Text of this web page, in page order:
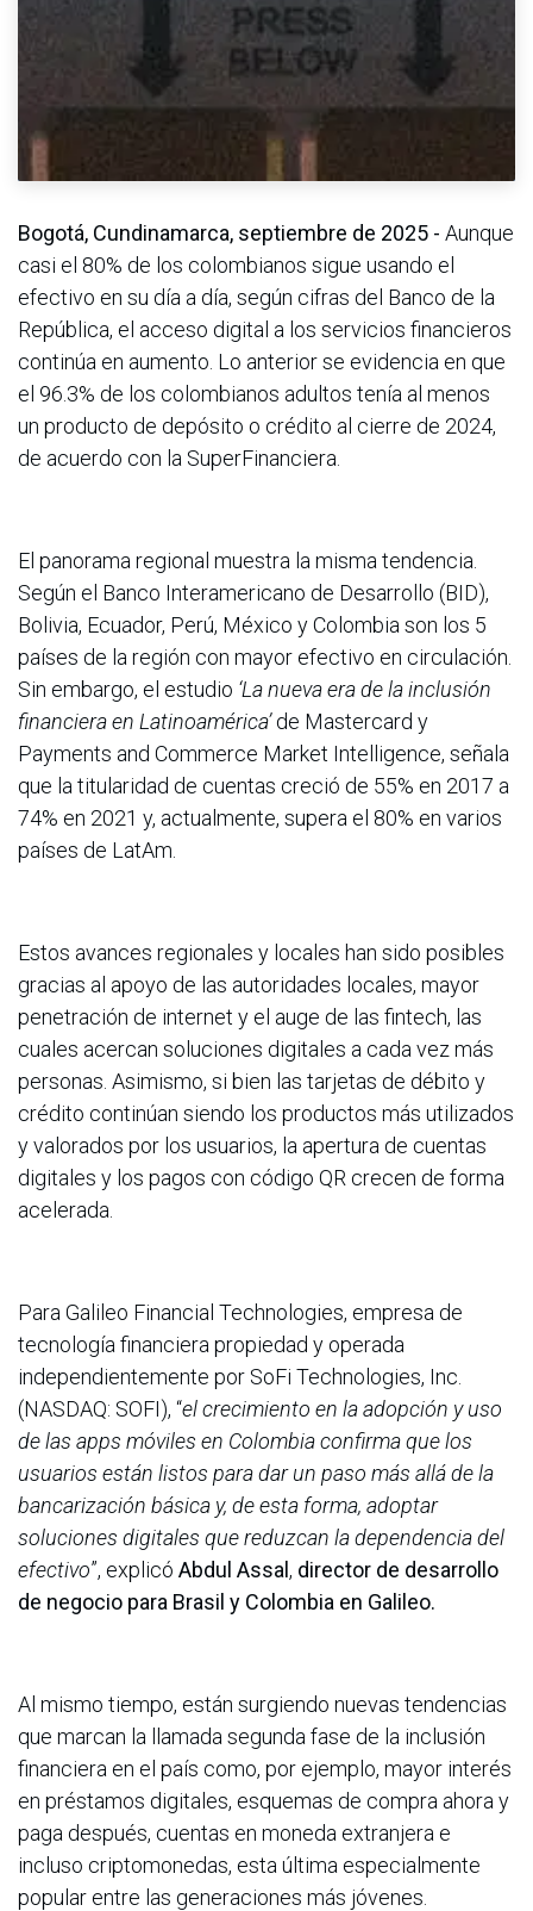
Bogotá, Cundinamarca, septiembre de 2025 - Aunque
casi el 80% de los colombianos sigue usando el
efectivo en su día a día, según cifras del Banco de la
República, el acceso digital a los servicios financieros
continúa en aumento. Lo anterior se evidencia en que
el 96.3% de los colombianos adultos tenía al menos
un producto de depósito o crédito al cierre de 2024,
de acuerdo con la SuperFinanciera.
El panorama regional muestra la misma tendencia.
Según el Banco Interamericano de Desarrollo (BID),
Bolivia, Ecuador, Perú, México y Colombia son los 5
países de la región con mayor efectivo en circulación.
Sin embargo, el estudio ‘La nueva era de la inclusión
financiera en Latinoamérica’de Mastercard y
Payments and Commerce Market Intelligence, señala
que la titularidad de cuentas creció de 55% en 2017 a
74% en 2021 y, actualmente, supera el 80% en varios
países de LatAm.
Estos avances regionales y locales han sido posibles
gracias al apoyo de las autoridades locales, mayor
penetración de internet y el auge de las fintech, las
cuales acercan soluciones digitales a cada vez más
personas. Asimismo, si bien las tarjetas de débito y
crédito continúan siendo los productos más utilizados
y valorados por los usuarios, la apertura de cuentas
digitales y los pagos con código QR crecen de forma
acelerada.
Para Galileo Financial Technologies, empresa de
tecnología financiera propiedad y operada
independientemente por SoFi Technologies, Inc.
(NASDAQ: SOFI), “el crecimiento en la adopción y uso
de las apps móviles en Colombia confirma que los
usuarios están listos para dar un paso más allá de la
bancarización básica y, de esta forma, adoptar
soluciones digitales que reduzcan la dependencia del
efectivo”, explicó Abdul Assal, director de desarrollo
de negocio para Brasil y Colombia en Galileo.
Al mismo tiempo, están surgiendo nuevas tendencias
que marcan la llamada segunda fase de la inclusión
financiera en el país como, por ejemplo, mayor interés
en préstamos digitales, esquemas de compra ahora y
paga después, cuentas en moneda extranjera e
incluso criptomonedas, esta última especialmente
popular entre las generaciones más jóvenes.